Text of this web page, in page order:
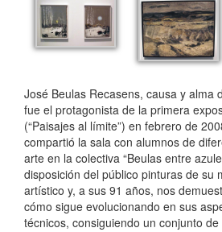
José Beulas Recasens, causa y alma
fue el protagonista de la primera
(“Paisajes al límite”) en febrero de
compartió la sala con alumnos de
arte en la colectiva “Beulas entre
disposición del público pinturas de su
artístico y, a sus 91 años, nos
cómo sigue evolucionando en sus
técnicos, consiguiendo un conjunto